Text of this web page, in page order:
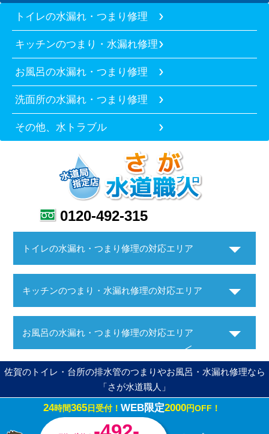
トイレの水漏れ・つまり修理
キッチンのつまり・水漏れ修理
お風呂の水漏れ・つまり修理
洗面所の水漏れ・つまり修理
その他、水トラブル
0120-492-315
トイレの水漏れ・つまり修理の対応エリア
キッチンのつまり・水漏れ修理の対応エリア
お風呂の水漏れ・つまり修理の対応エリア
佐賀のトイレ・台所の排水管のつまりやお風呂・水漏れ修理なら
「さが水道職人」
Copyright ©さが水道職人. All Rights Reserved.
24時間365日受付！ WEB限定2000円OFF！